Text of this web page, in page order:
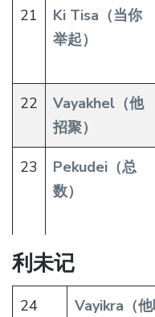
21
Ki Tisa（当你
举起）
22
Vayakhel（他
招聚）
23
Pekudei（总
数）
利未记
24
Vayikra（